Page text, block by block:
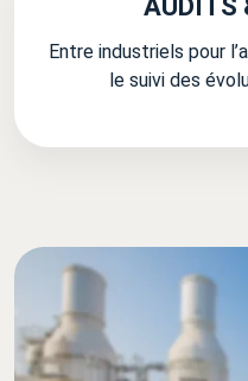
AUDITS
Entre industriels pour
le suivi des